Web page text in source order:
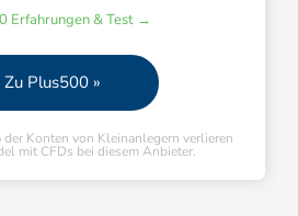
Erfahrungen & Test →
Zu Plus500 »
der Konten von Kleinanlegern verlieren
mit CFDs bei diesem Anbieter.